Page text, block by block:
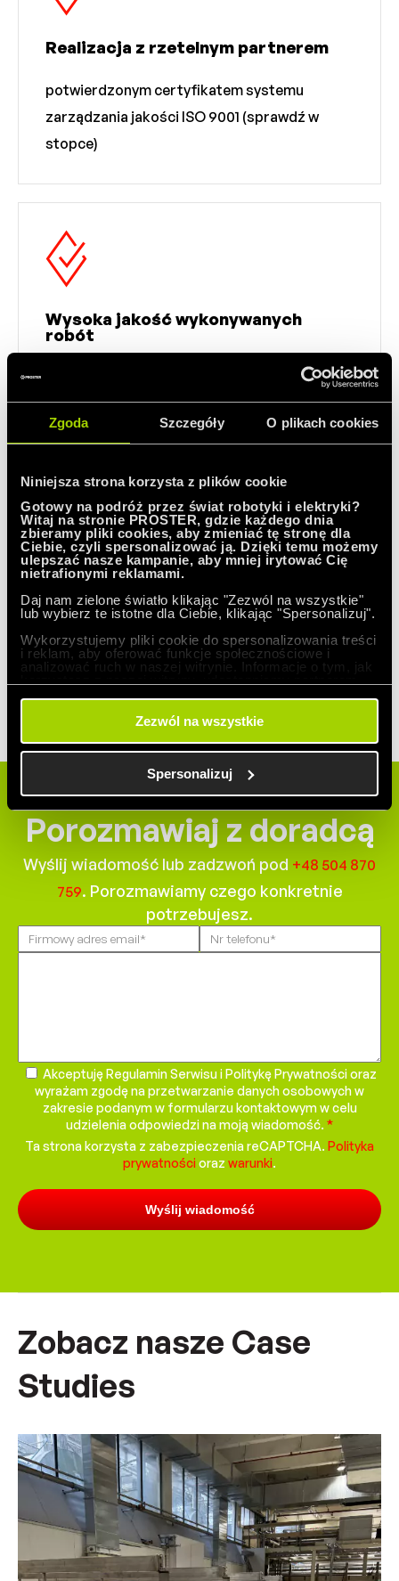
Zgoda Szczegóły O plikach cookies
Niniejsza strona korzysta z plików cookie
Gotowy na podróż przez świat robotyki i elektryki?
Witaj na stronie PROSTER, gdzie każdego dnia
zbieramy pliki cookies, aby zmieniać tę stronę dla
Ciebie, czyli spersonalizować ją. Dzięki temu możemy
ulepszać nasze kampanie, aby mniej irytować Cię
nietrafionymi reklamami.
Daj nam zielone światło klikając "Zezwól na wszystkie"
lub wybierz te istotne dla Ciebie, klikając "Spersonalizuj".
Wykorzystujemy pliki cookie do spersonalizowania treści
i reklam, aby oferować funkcje społecznościowe i
analizować ruch w naszej witrynie. Informacje o tym, jak
otrzymanymi od Ciebie lub uzyskanymi podczas
Zezwól na wszystkie
Spersonalizuj
Realizacja z rzetelnym partnerem
potwierdzonym certyfikatem systemu
zarządzania jakości ISO 9001 (sprawdź w
stopce)
Wysoka jakość wykonywanych
robót
zapewnia bezpieczeństwo linii produkcyjnej i
minimalizuje ryzyko awarii
Terminowość prac
zapewnia szybkie uruchomienie linii
bezpośrednio wpływające na generowanie
Porozmawiaj z doradcą
Wyślij wiadomość lub zadzwoń pod +48 504 870
759. Porozmawiamy czego konkretnie
potrzebujesz.
Please
leave
Akceptuję Regulamin Serwisu i Politykę Prywatności oraz
wyrażam zgodę na przetwarzanie danych osobowych w
zakresie podanym w formularzu kontaktowym w celu
udzielenia odpowiedzi na moją wiadomość. *
Ta strona korzysta z zabezpieczenia reCAPTCHA. Polityka
prywatnościoraz warunki.
Zobacz nasze Case
Studies